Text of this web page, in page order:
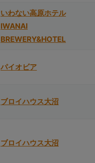
いわない高原ホテル
IWANAI
BREWERY&HOTEL
パイオビア
ブロイハウス⼤沼
ブロイハウス⼤沼